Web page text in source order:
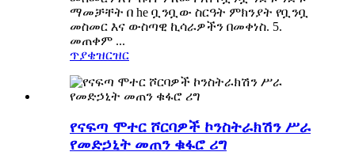
ማመቻቸት በ he ቧንቧው ስርዓት ምክንያት የቧንቧ
መስመር እና ውስጣዊ ኪሳራዎችን በመቀነስ. 5.
መጠቀም ...
ጥያቄዝርዝር
የናፍጣ ሞተር ሾርባዎች ኮንስትራክሽን ሥራ
የመድኃኒት መጠን ቁፋሮ ሪግ